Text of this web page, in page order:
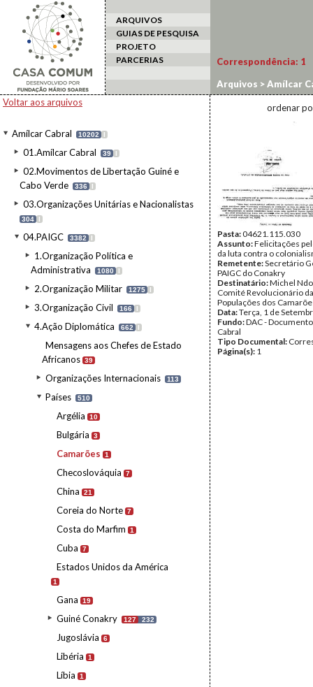
ARQUIVOS
GUIAS DE PESQUISA
PROJETO
PARCERIAS
Voltar aos arquivos
Amílcar Cabral 10202 I
01.Amílcar Cabral 39 I
02.Movimentos de Libertação Guiné e
Cabo Verde
336 I
03.Organizações Unitárias e Nacionalistas
304 I
04.PAIGC 3382 I
1.Organização Política e
Administrativa
1080 I
2.Organização Militar 1275 I
3.Organização Civil 166 I
4.Ação Diplomática 662 I
Mensagens aos Chefes de Estado
Africanos 39
Organizações Internacionais 113
Países 510
Argélia 10
Bulgária 3
Camarões 1
Checoslováquia 7
China 21
Coreia do Norte 7
Costa do Marfim 1
Cuba 7
Estados Unidos da América
1
Gana 19
Guiné Conakry 127 232
Jugoslávia 6
Libéria 1
Líbia 1
Correspondência: 1
Arquivos >Amílcar
ordenar
Pasta:04621.115.030
Assunto:Felicitações
da luta contra o
Remetente:Secretário
PAIGC do Conakry
Destinatário:Michel
Comité Revolucionário
Populações dos
Data:Terça, 1 de
Fundo:DAC -
Cabral
Tipo Documental:
Página(s): 1